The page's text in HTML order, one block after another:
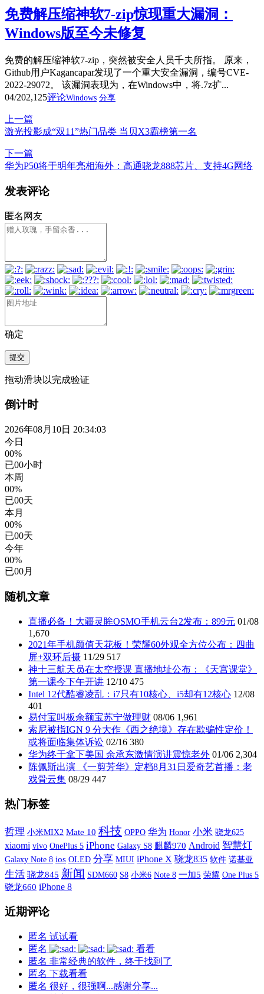
免费解压缩神软7-zip惊现重大漏洞：
Windows版至今未修复
免费的解压缩神软7-zip，突然被安全人员千夫所指。 原来，
Github用户Kagancapar发现了一个重大安全漏洞，编号CVE-
2022-29072。 该漏洞表现为，在Windows中，将.7z扩...
04/202,125评论Windows 分享
上一篇
激光投影成“双11”热门品类 当贝X3霸榜第一名
下一篇
华为P50将于明年亮相海外：高通骁龙888芯片、支持4G网络
发表评论
匿名网友
确定
提交
拖动滑块以完成验证
倒计时
2026年08月10日 20:34:04
今日
00%
已00小时
本周
00%
已00天
本月
00%
已00天
今年
00%
已00月
随机文章
直播必备！大疆灵眸OSMO手机云台2发布：899元 01/08
1,670
2021年手机颜值天花板！荣耀60外观全方位公布：四曲
屏+双环后摄 11/29 517
神十三航天员在太空授课 直播地址公布：《天宫课堂》
第一课今下午开讲 12/10 475
Intel 12代酷睿凌乱：i7只有10核心、i5却有12核心 12/08
401
易付宝叫板余额宝苏宁做理财 08/06 1,961
索尼被指IGN 9 分大作《西之绝境》存在欺骗性定价！
或将面临集体诉讼 02/16 380
华为终于拿下美国 余承东激情演讲震惊老外 01/06 2,304
陈佩斯出演 《一剪芳华》定档8月31日爱奇艺首播：老
戏骨云集 08/29 447
热门标签
哲理 小米MIX2 Mate 10 科技 OPPO 华为 Honor 小米 骁龙625
xiaomi vivo OnePlus 5 iPhone Galaxy S8 麒麟970 Android 智慧灯
Galaxy Note 8 ios OLED 分享 MIUI iPhone X 骁龙835 软件 诺基亚
生活 骁龙845 新闻 SDM660 S8 小米6 Note 8 一加5 荣耀 One Plus 5
骁龙660 iPhone 8
近期评论
匿名 试试看
匿名
看看
匿名 非常经典的软件，终于找到了
匿名 下载看看
匿名 很好，很强啊...感谢分享...